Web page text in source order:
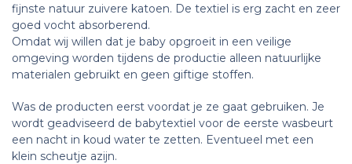
fijnste natuur zuivere katoen. De textiel is erg zacht en zeer
goed vocht absorberend.
Omdat wij willen dat je baby opgroeit in een veilige
omgeving worden tijdens de productie alleen natuurlijke
materialen gebruikt en geen giftige stoffen.
Was de producten eerst voordat je ze gaat gebruiken. Je
wordt geadviseerd de babytextiel voor de eerste wasbeurt
een nacht in koud water te zetten. Eventueel met een
klein scheutje azijn.